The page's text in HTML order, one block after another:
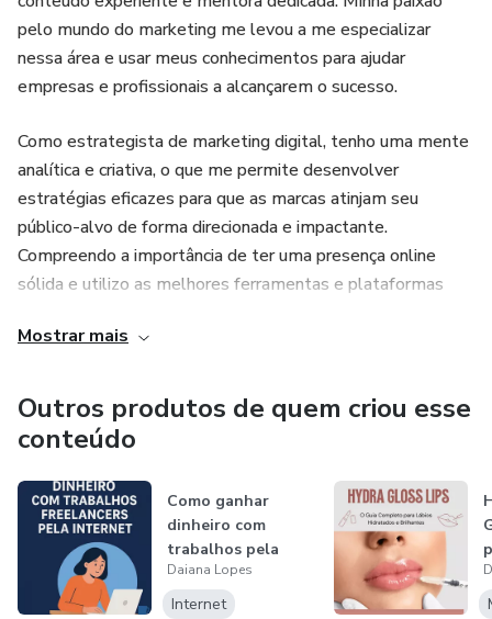
pelo mundo do marketing me levou a me especializar
nessa área e usar meus conhecimentos para ajudar
empresas e profissionais a alcançarem o sucesso.
Como estrategista de marketing digital, tenho uma mente
analítica e criativa, o que me permite desenvolver
estratégias eficazes para que as marcas atinjam seu
público-alvo de forma direcionada e impactante.
Compreendo a importância de ter uma presença online
sólida e utilizo as melhores ferramentas e plataformas
meus clientes.
Além disso, também sou uma mentora comprometida em
ajudar outros profissionais a alcançarem seu pleno
potencial. Acredito que compartilhar conhecimento e
experiência é fundamental para o crescimento pessoal e
profissional. Utilizo minha abordagem empática e focada
em resultados para me conectar com meus mentorados,
entendendo suas necessidades individuais e fornecendo
orientação personalizada para que eles alcancem seus
Mostrar mais
Outros produtos de quem criou esse
conteúdo
Como ganhar
dinheiro com
trabalhos pela
internet
Daiana Lopes
Internet